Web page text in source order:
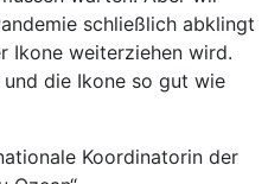
schließlich abklingt
Ikone weiterziehen wird.
die Ikone so gut wie
Koordinatorin der